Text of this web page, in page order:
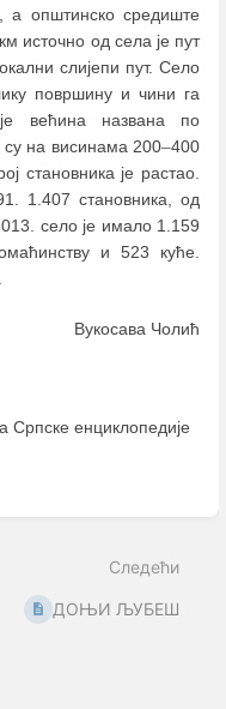
а општинско средиште
источно од села је пут
слијепи пут. Село
површину и чини га
већина названа по
на висинама 200–400
становника је растао.
1.407 становника, од
село је имало 1.159
и 523 куће.
Вукосава Чолић
Српске енциклопедије
Следећи
ДОЊИ ЉУБЕШ